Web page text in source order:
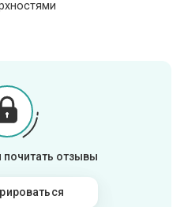
почитать отзывы